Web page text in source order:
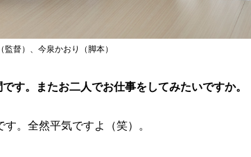
監督）、今泉かおり（脚本）
す。またお二人でお仕事をしてみたいですか。
。全然平気ですよ（笑）。